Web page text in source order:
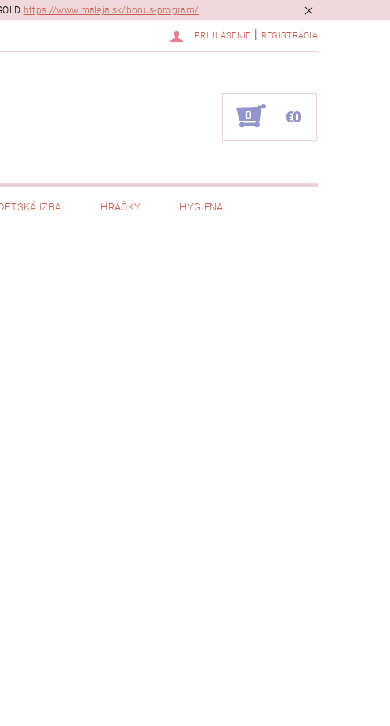
https://www.maleja.sk/bonus-program/
PRIHLÁSENIE REGISTRÁCIA
0 €0
IZBA HRAČKY HYGIENA